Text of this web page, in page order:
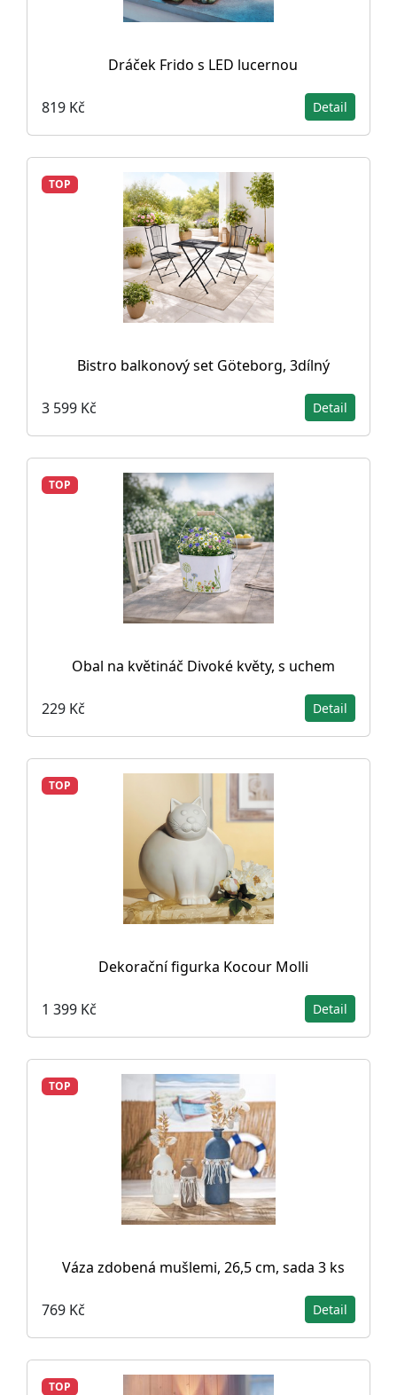
Dráček Frido s LED lucernou
819 Kč Detail
TOP
Bistro balkonový set Göteborg, 3dílný
3 599 Kč Detail
TOP
Obal na květináč Divoké květy, s uchem
229 Kč Detail
TOP
Dekorační figurka Kocour Molli
1 399 Kč Detail
TOP
Váza zdobená mušlemi, 26,5 cm, sada 3 ks
769 Kč Detail
TOP